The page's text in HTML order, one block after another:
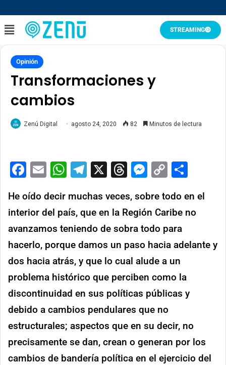
STREAMING
Opinión
Transformaciones y
cambios
Zenú Digital agosto 24, 2020 82 Minutos de lectura
Facebook
EmailWhatsApp
Telegram
X ThreadsCopy
He oído decir muchas veces, sobre todo en el
interior del país, que en la Región Caribe no
avanzamos teniendo de sobra todo para
hacerlo, porque damos un paso hacia adelante y
dos hacia atrás, y que lo cual alude a un
problema histórico que perciben como la
discontinuidad en sus políticas públicas y
debido a cambios pendulares que no
estructurales; aspectos que en su decir, no
precisamente se dan, crean o generan por los
cambios de bandería política en el ejercicio del